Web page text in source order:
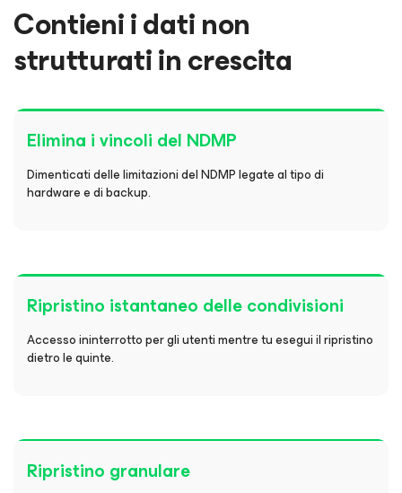
Contieni i dati non
strutturati in crescita
Elimina i vincoli del NDMP
Dimenticati delle limitazioni del NDMP legate al tipo di
hardware e di backup.
Ripristino istantaneo delle condivisioni
Accesso ininterrotto per gli utenti mentre tu esegui il ripristino
dietro le quinte.
Ripristino granulare